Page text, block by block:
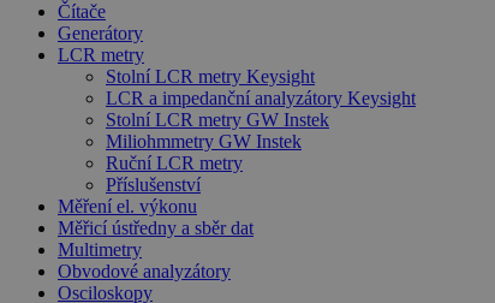
Čítače
Generátory
LCR metry
Stolní LCR metry Keysight
LCR a impedanční analyzátory Keysight
Stolní LCR metry GW Instek
Miliohmmetry GW Instek
Ruční LCR metry
Příslušenství
Měření el. výkonu
Měřicí ústředny a sběr dat
Multimetry
Obvodové analyzátory
Osciloskopy